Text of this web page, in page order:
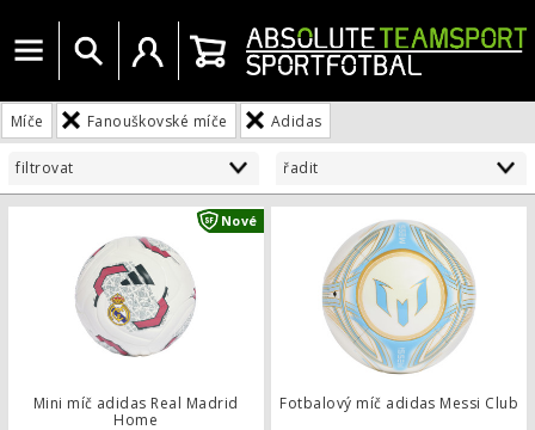
Menu Vyhledat Uživatelský účet
Košík
Míče Fanouškovské míče Adidas
filtrovat řadit
Mini míč adidas Real Madrid
Home
Nové Mini míč adidas Real Madrid Home
Fotbalový míč adidas Messi Club